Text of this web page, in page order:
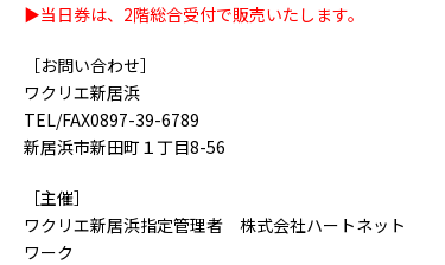
▶当日券は、2階総合受付で販売いたします。
［お問い合わせ］
ワクリエ新居浜
TEL/FAX0897-39-6789
新居浜市新田町１丁目8-56
［主催］
ワクリエ新居浜指定管理者 株式会社ハートネット
ワーク